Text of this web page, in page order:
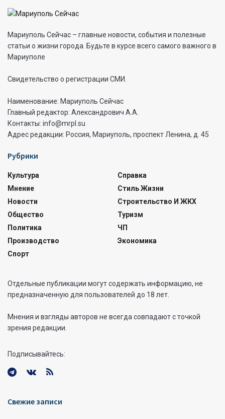
Мариуполь Сейчас – главные новости, события и полезные
статьи о жизни города. Будьте в курсе всего самого важного в
Мариуполе
Свидетельство о регистрации СМИ.
Наименование: Мариуполь Сейчас
Главный редактор: Александрович А.А.
Контакты: info@mrpl.su
Адрес редакции: Россия, Мариуполь, проспект Ленина, д. 45
Рубрики
Культура
Мнение
Новости
Общество
Политика
Производство
Спорт
Справка
Стиль Жизни
Строительство И ЖКХ
Туризм
ЧП
Экономика
Отдельные публикации могут содержать информацию, не
предназначенную для пользователей до 18 лет.
Мнения и взгляды авторов не всегда совпадают с точкой
зрения редакции.
Подписывайтесь:
Свежие записи